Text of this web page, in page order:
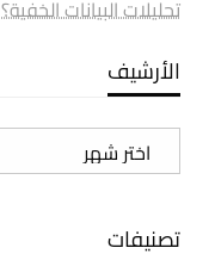
تحليلات البيانات الخفية؟
الأرشيف
الأرشيف
تصنيفات